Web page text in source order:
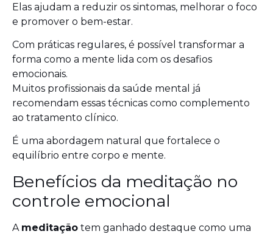
Elas ajudam a reduzir os sintomas, melhorar o foco
e promover o bem-estar.
Com práticas regulares, é possível transformar a
forma como a mente lida com os desafios
emocionais.
Muitos profissionais da saúde mental já
recomendam essas técnicas como complemento
ao tratamento clínico.
É uma abordagem natural que fortalece o
equilíbrio entre corpo e mente.
Benefícios da meditação no
controle emocional
A meditação tem ganhado destaque como uma